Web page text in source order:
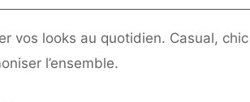
vos looks au quotidien. Casual,
l’ensemble.